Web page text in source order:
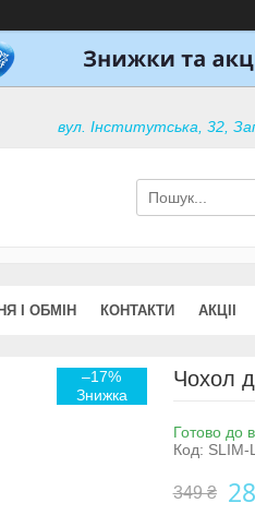
вул. Інститутська, 32,
І ОБМІН КОНТАКТИ АКЦІІ
–17% Чохол
Готово до
Код: SLIM-
349 ₴